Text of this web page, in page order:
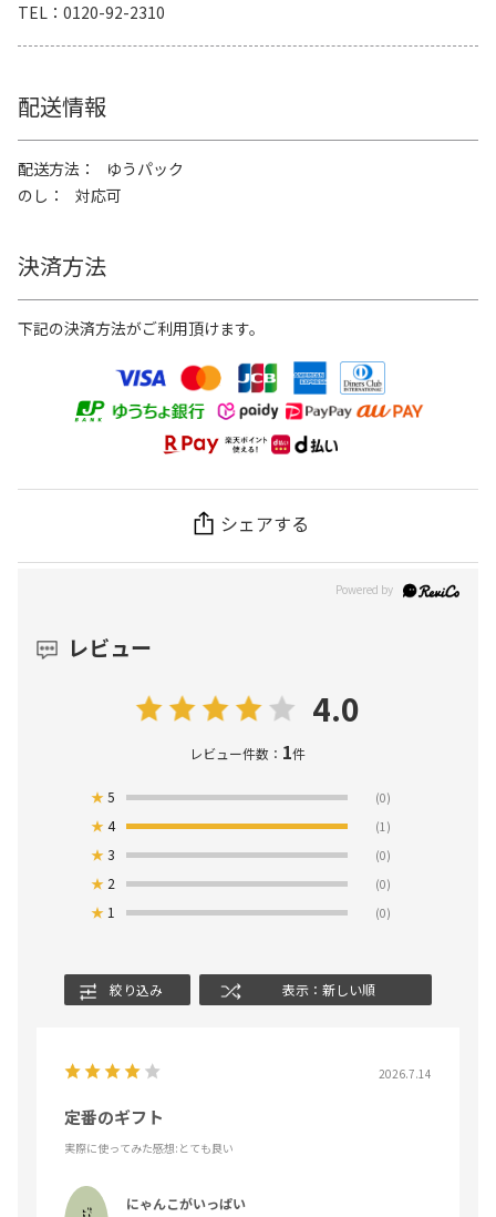
TEL
0120-92-2310
配送情報
配送方法
ゆうパック
のし
対応可
決済方法
下記の決済方法がご利用頂けます。
シェアする
レビュー
4.0
レビュー件数： 1件
★5 (0)
★4 (1)
★3 (0)
★ 2 (0)
★ 1 (0)
絞り込み 表示：新しい順
2026.7.14
定番のギフト
実際に使ってみた感想:とても良い
にゃんこがいっぱい